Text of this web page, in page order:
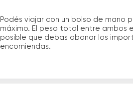
Podés viajar con un bolso de mano
máximo. El peso total entre ambos
posible que debas abonar los
encomiendas.